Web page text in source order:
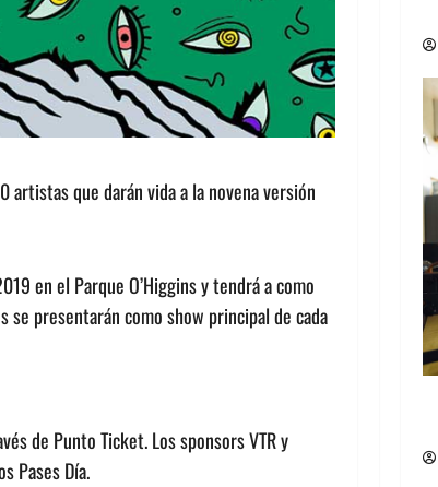
artistas que darán vida a la novena versión
en el Parque O’Higgins y tendrá a como
se presentarán como show principal de cada
de Punto Ticket. Los sponsors VTR y
Pases Día.